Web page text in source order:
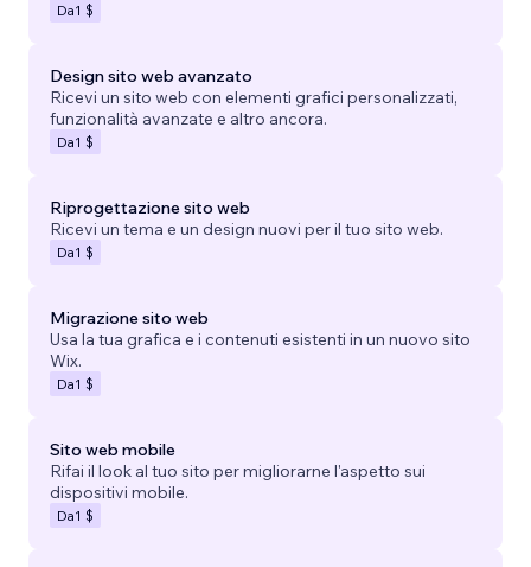
Da1 $
Design sito web avanzato
Ricevi un sito web con elementi grafici personalizzati,
funzionalità avanzate e altro ancora.
Da1 $
Riprogettazione sito web
Ricevi un tema e un design nuovi per il tuo sito web.
Da1 $
Migrazione sito web
Usa la tua grafica e i contenuti esistenti in un nuovo sito
Wix.
Da1 $
Sito web mobile
Rifai il look al tuo sito per migliorarne l'aspetto sui
dispositivi mobile.
Da1 $